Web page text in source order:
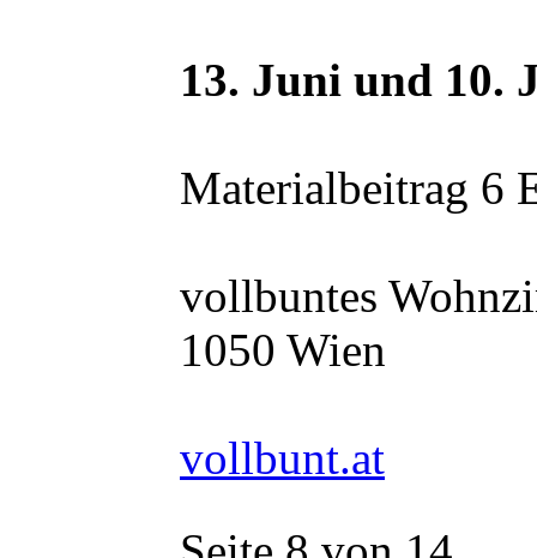
13. Juni und 10.
Materialbeitrag 6
vollbuntes
1050 Wien
vollbunt.at